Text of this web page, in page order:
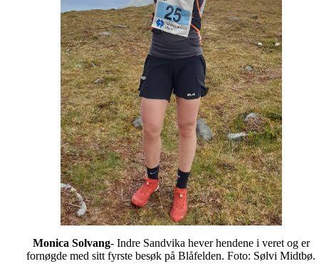
Monica Solvang- Indre Sandvika hever hendene i veret og er
fornøgde med sitt fyrste besøk på Blåfelden. Foto: Sølvi Midtbø.